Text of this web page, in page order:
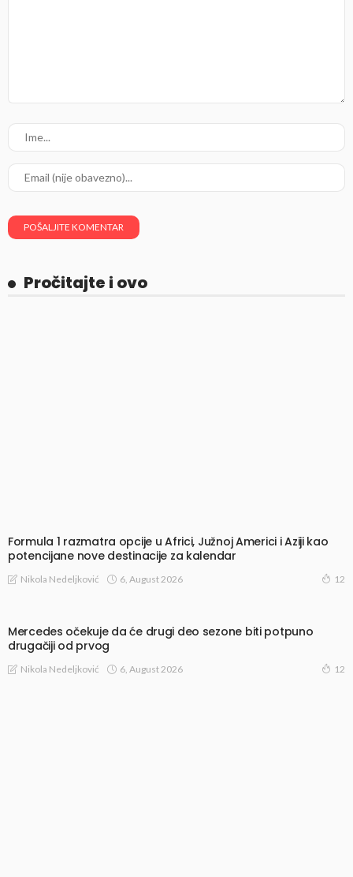
Pročitajte i ovo
Formula 1 razmatra opcije u Africi, Južnoj Americi i Aziji kao
potencijane nove destinacije za kalendar
Nikola Nedeljković 6, August 2026 12
Mercedes očekuje da će drugi deo sezone biti potpuno
drugačiji od prvog
Nikola Nedeljković 6, August 2026 12